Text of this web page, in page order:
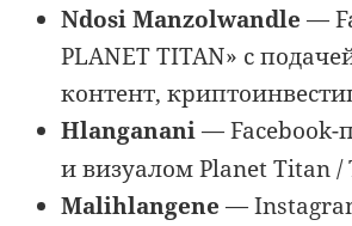
Ndosi Manzolwandle —
PLANET TITAN» с
контент,
Hlanganani— Facebook-
и визуалом Planet Titan /
Malihlangene —